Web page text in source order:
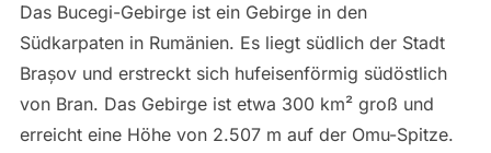
Das Bucegi-Gebirge ist ein Gebirge in den
Südkarpaten in Rumänien. Es liegt südlich der Stadt
Brașov und erstreckt sich hufeisenförmig südöstlich
von Bran. Das Gebirge ist etwa 300 km² groß und
erreicht eine Höhe von 2.507 m auf der Omu-Spitze.